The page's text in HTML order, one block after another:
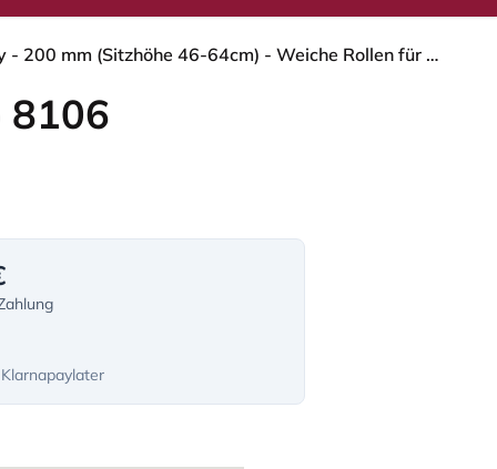
HÅG Capisco 8106 - Illusion 3.0 (Nevotex) - Polyurethan-Kunstleder - ILU3110 - Black - Moss Grey - 200 mm (Sitzhöhe 46-64cm) - Weiche Rollen für harte Böden
8106